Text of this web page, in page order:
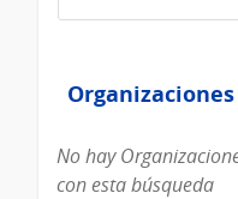
de
Organizaciones
No hay
con esta búsqueda